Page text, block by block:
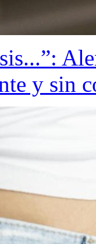
y sin